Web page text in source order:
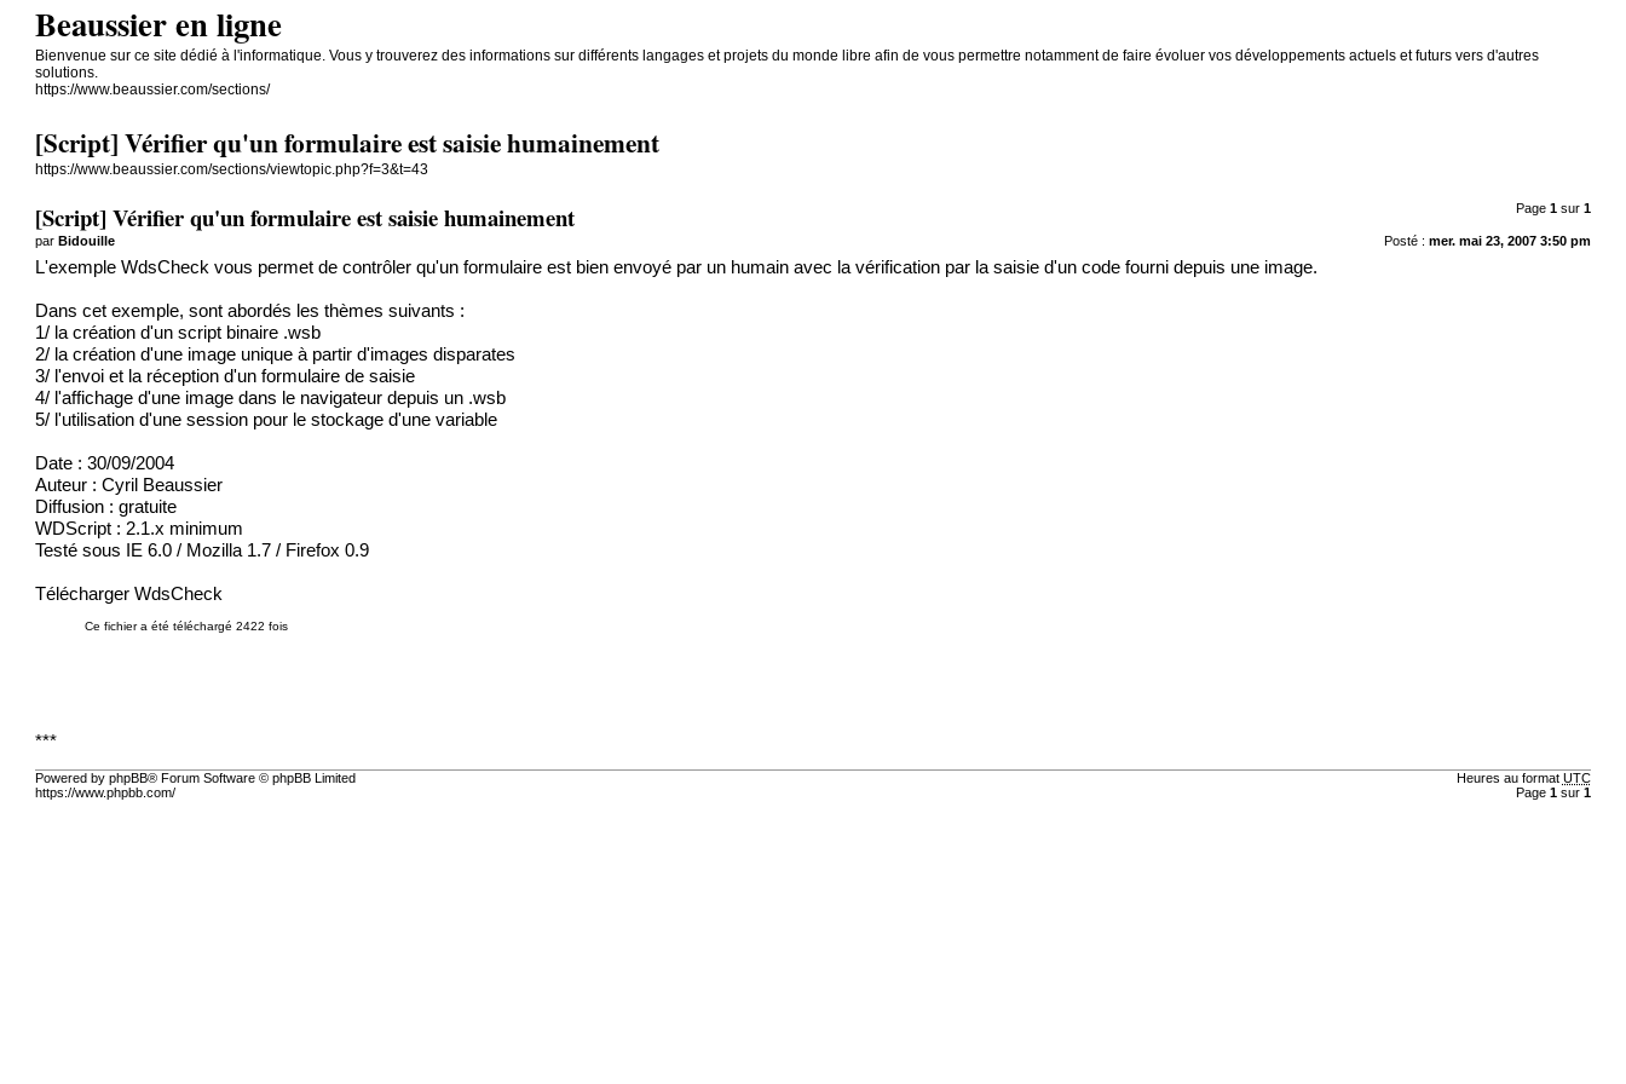
Beaussier en ligne
Bienvenue sur ce site dédié à l'informatique. Vous y trouverez des informations sur différents langages et projets du monde libre afin de vous permettre notamment de faire évoluer vos développements actuels et futurs vers d'autres
solutions.
https://www.beaussier.com/sections/
[Script] Vérifier qu'un formulaire est saisie humainement
https://www.beaussier.com/sections/viewtopic.php?f=3&t=43
Page 1sur 1
[Script] Vérifier qu'un formulaire est saisie humainement
Posté : mer. mai 23, 2007 3:50 pm
parBidouille
L'exemple WdsCheck vous permet de contrôler qu'un formulaire est bien envoyé par un humain avec la vérification par la saisie d'un code fourni depuis une image.
Dans cet exemple, sont abordés les thèmes suivants :
1/ la création d'un script binaire .wsb
2/ la création d'une image unique à partir d'images disparates
3/ l'envoi et la réception d'un formulaire de saisie
4/ l'affichage d'une image dans le navigateur depuis un .wsb
5/ l'utilisation d'une session pour le stockage d'une variable
Date : 30/09/2004
Auteur : Cyril Beaussier
Diffusion : gratuite
WDScript : 2.1.x minimum
Testé sous IE 6.0 / Mozilla 1.7 / Firefox 0.9
Télécharger WdsCheck
***
Heures au format UTC
Page 1sur 1
Powered by phpBB® Forum Software © phpBB Limited
https://www.phpbb.com/